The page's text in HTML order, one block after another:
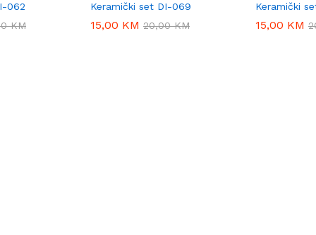
062
KM
KM
Keramički set DI-069
15,00 KM 20,00KM
15,00 KM 20,00KM
Keramički
15,00 KM
15,00 KM